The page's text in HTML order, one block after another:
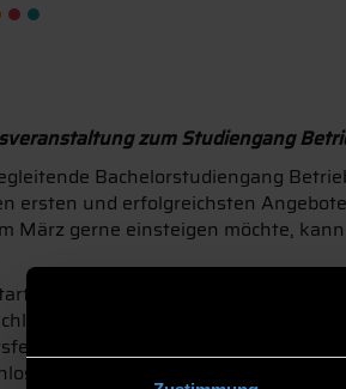
zum Studiengang
Bachelorstudiengang
ersten und erfolgreichsten
März gerne einsteigen möchte,
zwischen 25 und 30
Der Studiengang richtet sich
der Studierenden von den
kaufmännische